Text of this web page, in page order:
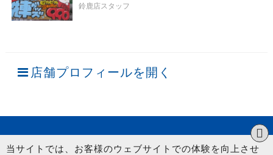
鈴鹿店スタッフ
店舗プロフィールを開く
当サイトでは、お客様のウェブサイトでの体験を向上させ